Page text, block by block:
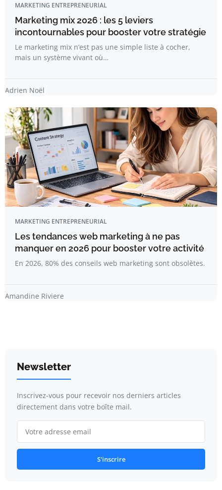
MARKETING ENTREPRENEURIAL
Marketing mix 2026 : les 5 leviers
incontournables pour booster votre stratégie
Le marketing mix n’est pas une simple liste à cocher,
mais un système vivant où…
Adrien Noël
MARKETING ENTREPRENEURIAL
Les tendances web marketing à ne pas
manquer en 2026 pour booster votre activité
En 2026, 80% des conseils web marketing sont obsolètes.
Amandine Riviere
Newsletter
Inscrivez-vous pour recevoir nos derniers articles
directement dans votre boîte mail.
S'inscrire